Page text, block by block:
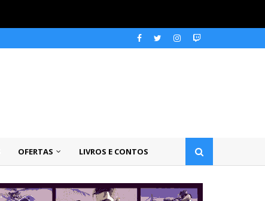
OFERTAS LIVROS E CONTOS